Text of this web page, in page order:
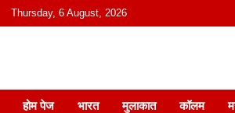
content
Thursday, 6 August, 2026
हिंदी में
होम पेज भारत मुलाकात कॉलम